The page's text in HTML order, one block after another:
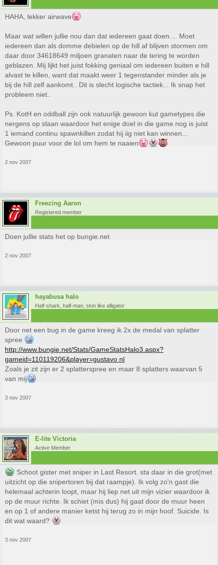
HAHA, lekker airwave
Maar wat willen jullie nou dan dat iedereen gaat doen.... Moet
iedereen dan als domme debielen op de hill af blijven stormen om
daar door 34618649 miljoen granaten naar de tering te worden
geblazen. Mij lijkt het juist fokking geniaal om iedereen buiten e hill
alvast te killen, want dat maakt weer 1 tegenstander minder als je
bij de hill zelf aankomt.. Dit is slecht logische tactiek... Ik snap het
probleem niet..
Ps. KotH en oddball zijn ook natuurlijk gewoon kut gametypes die
nergens op slaan waardoor het enige doel in die game nog is juist
1 iemand continu spawnkillen zodat hij iig niet kan winnen...
Gewoon puur voor de lol om hem te naaien
2 nov 2007
Freezing Aaron
Registered member
Doen jullie stats het op bungie.net
2 nov 2007
hayabusa halo
Half-shark, half-man, skin like alligator
Door net een bug in de game kreeg ik 2x de medal van splatter
spree
http://www.bungie.net/Stats/GameStatsHalo3.aspx?
gameid=110119206&player=gustavo nl
Zoals je zit zijn er 2 splatterspree en maar 8 splatters waarvan 5
van mij
3 nov 2007
E-lite Victoria
Active Member
Schoot gister met sniper in Last Resort. sta daar in die grot(met
uitzicht op die snipertoren bij dat raampje). Ik volg zo'n gast die
helemaal achterin loopt, maar hij liep net uit mijn vizier waardoor ik
op de muur richte. Ik schiet (mis dus) hij gaat door de muur heen
en op 1 of andere manier ketst hij terug zo in mijn hoof. Suicide. Is
dit wat waard?
3 nov 2007